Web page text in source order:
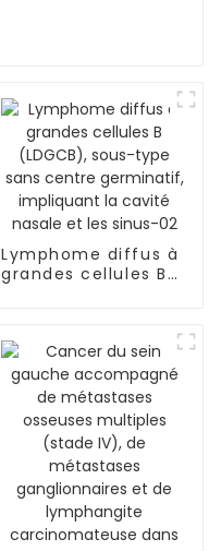
Lymphome diffus à
grandes cellules B
impliquant la cavité
nasale et les sinus-